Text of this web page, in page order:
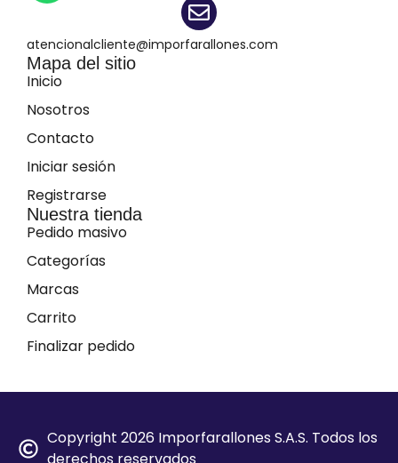
atencionalcliente@imporfarallones.com
Mapa del sitio
Inicio
Nosotros
Contacto
Iniciar sesión
Registrarse
Nuestra tienda
Pedido masivo
Categorías
Marcas
Carrito
Finalizar pedido
Copyright 2026 Imporfarallones S.A.S. Todos los